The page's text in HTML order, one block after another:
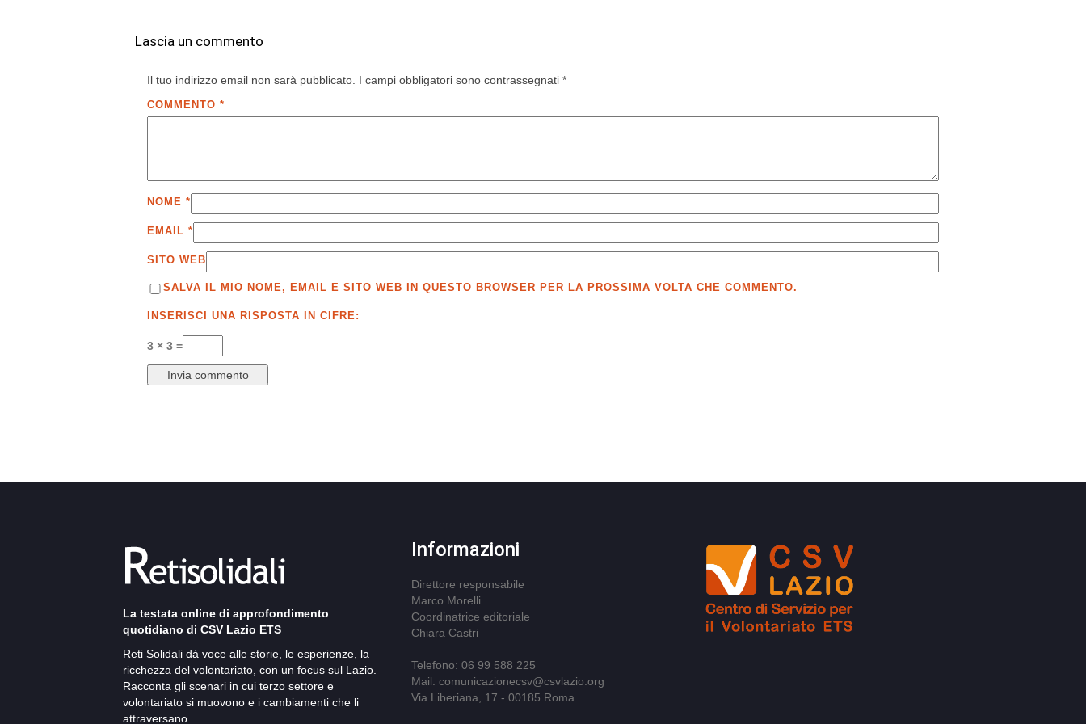
Lascia un commento
Il tuo indirizzo email non sarà pubblicato. I campi obbligatori sono contrassegnati *
COMMENTO *
NOME *
EMAIL *
SITO WEB
SALVA IL MIO NOME, EMAIL E SITO WEB IN QUESTO BROWSER PER LA PROSSIMA VOLTA CHE COMMENTO.
INSERISCI UNA RISPOSTA IN CIFRE:
3 × 3 =
La testata online di approfondimento
quotidiano di CSV Lazio ETS
Reti Solidali dà voce alle storie, le esperienze, la
ricchezza del volontariato, con un focus sul Lazio.
Racconta gli scenari in cui terzo settore e
volontariato si muovono e i cambiamenti che li
attraversano
Informazioni
Direttore responsabile
Marco Morelli
Coordinatrice editoriale
Chiara Castri
Telefono: 06 99 588 225
Mail: comunicazionecsv@csvlazio.org
Via Liberiana, 17 - 00185 Roma